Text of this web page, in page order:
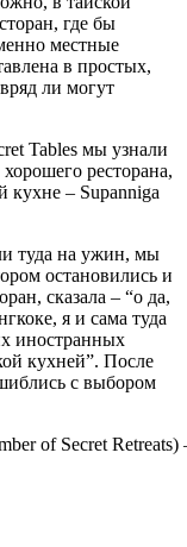
где бы
местные
в простых,
ли могут
Tables мы узнали
ресторана,
кухне – Supanniga
туда на ужин, мы
остановились и
сказала – “о да,
я и сама туда
иностранных
кухней”. После
с выбором